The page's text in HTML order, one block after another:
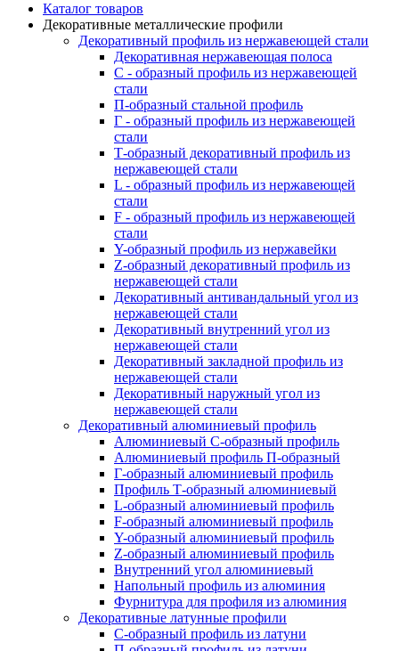
Каталог товаров
Декоративные металлические профили
Декоративный профиль из нержавеющей стали
Декоративная нержавеющая полоса
С - образный профиль из нержавеющей
стали
П-образный стальной профиль
Г - образный профиль из нержавеющей
стали
Т-образный декоративный профиль из
нержавеющей стали
L - образный профиль из нержавеющей
стали
F - образный профиль из нержавеющей
стали
Y-образный профиль из нержавейки
Z-образный декоративный профиль из
нержавеющей стали
Декоративный антивандальный угол из
нержавеющей стали
Декоративный внутренний угол из
нержавеющей стали
Декоративный закладной профиль из
нержавеющей стали
Декоративный наружный угол из
нержавеющей стали
Декоративный алюминиевый профиль
Алюминиевый С-образный профиль
Алюминиевый профиль П-образный
Г-образный алюминиевый профиль
Профиль Т-образный алюминиевый
L-образный алюминиевый профиль
F-образный алюминиевый профиль
Y-образный алюминиевый профиль
Z-образный алюминиевый профиль
Внутренний угол алюминиевый
Напольный профиль из алюминия
Фурнитура для профиля из алюминия
Декоративные латунные профили
C-образный профиль из латуни